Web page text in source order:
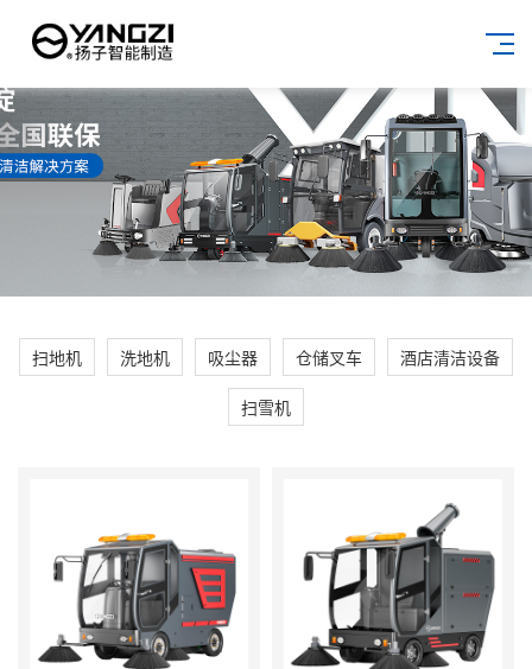
扫地机 洗地机 吸尘器 仓储叉车 酒店清洁设备
扫雪机